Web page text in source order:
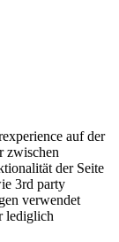
auf der
zwischen
der Seite
3rd party
verwendet
lediglich